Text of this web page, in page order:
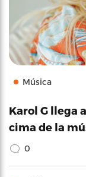
Música
Karol G llega
cima de la
0